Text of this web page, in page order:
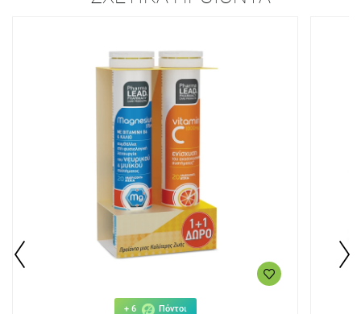
+ 6 Πόντοι